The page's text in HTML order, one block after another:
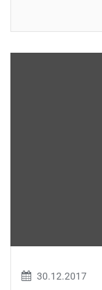
30.12.2017